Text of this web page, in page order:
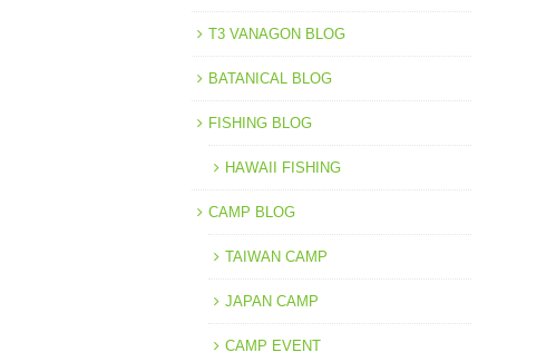
T3 VANAGON BLOG
BATANICAL BLOG
FISHING BLOG
HAWAII FISHING
CAMP BLOG
TAIWAN CAMP
JAPAN CAMP
CAMP EVENT